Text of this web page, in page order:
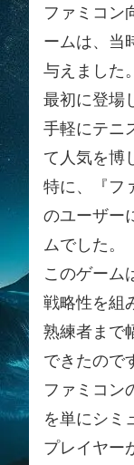
ファミコン
ームは、当
与えました。
最初に登場
手軽にテニ
て人気を博
特に、『フ
のユーザー
ムでした。
このゲーム
戦略性を組
熟練者まで
できたので
ファミコン
を単にシミ
プレイヤー